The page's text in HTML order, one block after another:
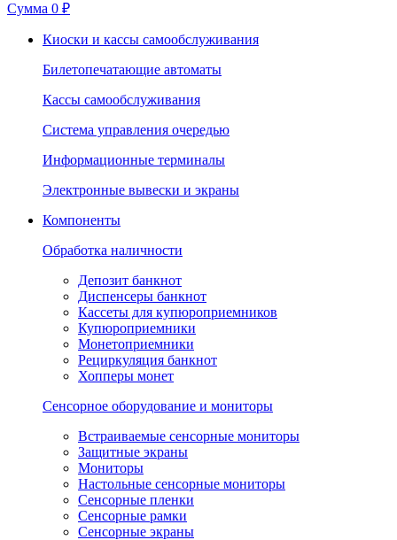
Сумма 0 ₽
Киоски и кассы самообслуживания
Билетопечатающие автоматы
Кассы самообслуживания
Система управления очередью
Информационные терминалы
Электронные вывески и экраны
Компоненты
Обработка наличности
Депозит банкнот
Диспенсеры банкнот
Кассеты для купюроприемников
Купюроприемники
Монетоприемники
Рециркуляция банкнот
Хопперы монет
Сенсорное оборудование и мониторы
Встраиваемые сенсорные мониторы
Защитные экраны
Мониторы
Настольные сенсорные мониторы
Сенсорные пленки
Сенсорные рамки
Сенсорные экраны